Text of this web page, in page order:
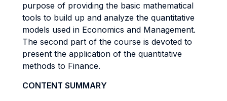
purpose of providing the basic mathematical
tools to build up and analyze the quantitative
models used in Economics and Management.
The second part of the course is devoted to
present the application of the quantitative
methods to Finance.
CONTENT SUMMARY